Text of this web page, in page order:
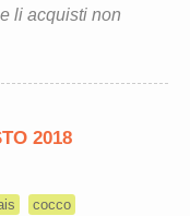
li acquisti non
2018
cocco